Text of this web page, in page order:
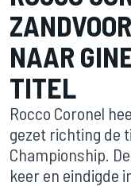
NAAR
TITEL
Rocco Coronel
gezet richting de
Championship.
keer en eindigde